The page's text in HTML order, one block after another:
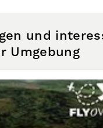
und
Umgebung